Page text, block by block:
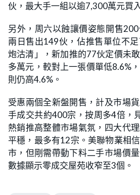
伙，最大手一組以逾7,300萬元買
另外，周六以蝕讓價姿態開售200
兩日售出149伙，佔推售單位不
炮沽清」，新加推的77伙定價未
多萬元，較對上一張價單低8.6%
則仍高4.6%。
受惠兩個全新盤開售，計及市場
手成交共約400宗，按周多4倍，
熱銷推高整體市場氣氛，四大代
平穩，最多有12宗。美聯物業相
市，但剛需帶動下料二手市場價
數據顯示零成交屋苑收窄至3個。